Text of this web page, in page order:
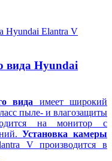
вида Hyundai
вида имеет широкий
пыле- и влагозащиты
на монитор с
Установка камеры
V производится в